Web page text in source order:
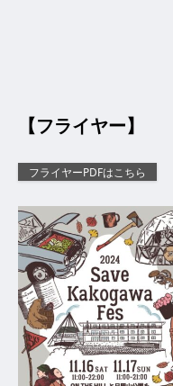
【フライヤー】
フライヤーPDFはこちら